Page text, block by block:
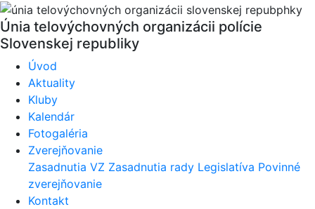
Únia telovýchovných organizácii polície
Slovenskej republiky
Úvod
Aktuality
Kluby
Kalendár
Fotogaléria
Zverejňovanie
Zasadnutia VZ Zasadnutia rady Legislatíva Povinné
zverejňovanie
Kontakt